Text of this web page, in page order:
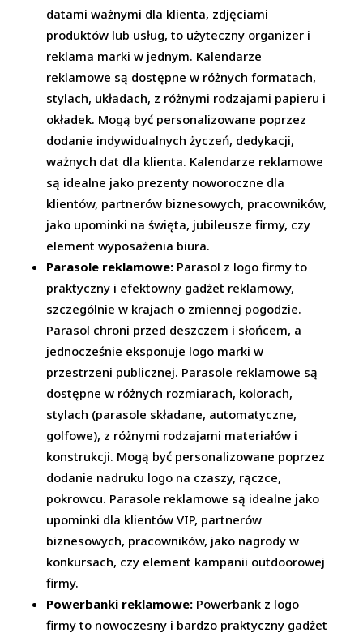
datami ważnymi dla klienta, zdjęciami
produktów lub usług, to użyteczny organizer i
reklama marki w jednym. Kalendarze
reklamowe są dostępne w różnych formatach,
stylach, układach, z różnymi rodzajami papieru i
okładek. Mogą być personalizowane poprzez
dodanie indywidualnych życzeń, dedykacji,
ważnych dat dla klienta. Kalendarze reklamowe
są idealne jako prezenty noworoczne dla
klientów, partnerów biznesowych, pracowników,
jako upominki na święta, jubileusze firmy, czy
element wyposażenia biura.
Parasole reklamowe: Parasol z logo firmy to
praktyczny i efektowny gadżet reklamowy,
szczególnie w krajach o zmiennej pogodzie.
Parasol chroni przed deszczem i słońcem, a
jednocześnie eksponuje logo marki w
przestrzeni publicznej. Parasole reklamowe są
dostępne w różnych rozmiarach, kolorach,
stylach (parasole składane, automatyczne,
golfowe), z różnymi rodzajami materiałów i
konstrukcji. Mogą być personalizowane poprzez
dodanie nadruku logo na czaszy, rączce,
pokrowcu. Parasole reklamowe są idealne jako
upominki dla klientów VIP, partnerów
biznesowych, pracowników, jako nagrody w
konkursach, czy element kampanii outdoorowej
firmy.
Powerbanki reklamowe: Powerbank z logo
firmy to nowoczesny i bardzo praktyczny gadżet